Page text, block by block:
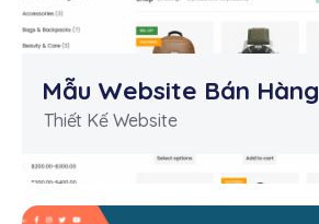
Mẫu Website Bán Hàng
Thiết Kế Website